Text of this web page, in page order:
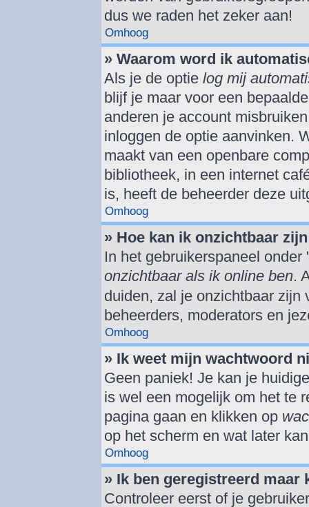
dus we raden het zeker aan!
Omhoog
» Waarom word ik
Als je de optie log mij
blijf je maar voor een
anderen je account
inloggen de optie aanvinken.
maakt van een openbare
bibliotheek, in een internet
is, heeft de beheerder deze
Omhoog
» Hoe kan ik onzichtbaar
In het gebruikerspaneel
onzichtbaar als ik online ben.
duiden, zal je onzichtbaar zijn
beheerders, moderators en
Omhoog
» Ik weet mijn wachtwoord
Geen paniek! Je kan je
is wel een mogelijk om het te
pagina gaan en klikken op
op het scherm en wat later
Omhoog
» Ik ben geregistreerd maar
Controleer eerst of je